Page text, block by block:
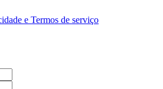
e Termos de serviço